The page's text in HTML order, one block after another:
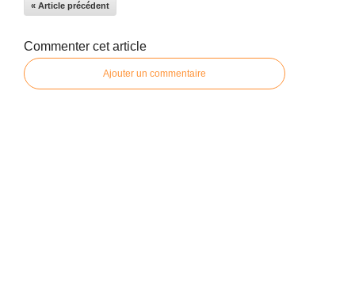
« Article précédent
Commenter cet article
Ajouter un commentaire